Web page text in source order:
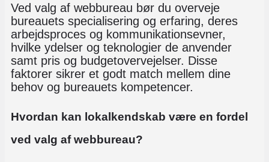
Ved valg af webbureau bør du overveje
bureauets specialisering og erfaring, deres
arbejdsproces og kommunikationsevner,
hvilke ydelser og teknologier de anvender
samt pris og budgetovervejelser. Disse
faktorer sikrer et godt match mellem dine
behov og bureauets kompetencer.
Hvordan kan lokalkendskab være en fordel
ved valg af webbureau?